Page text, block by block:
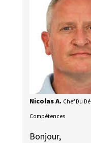
Nicolas A. Chef Du
Compétences
Bonjour,